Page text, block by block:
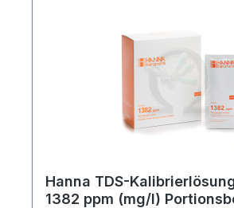
Hanna TDS-
1382 ppm (mg/l)